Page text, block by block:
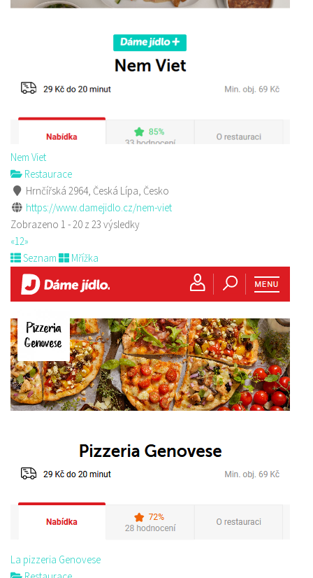
Nem Viet
Restaurace
Hrnčířská 2964, Česká Lípa, Česko
https://www.damejidlo.cz/nem-viet
Zobrazeno 1 - 20 z 23 výsledky
«12»
Seznam
Mřížka
La pizzeria Genovese